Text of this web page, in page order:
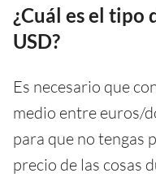
¿Cuál es el tipo
USD?
Es necesario que
medio entre euros/
para que no tengas
precio de las cosas